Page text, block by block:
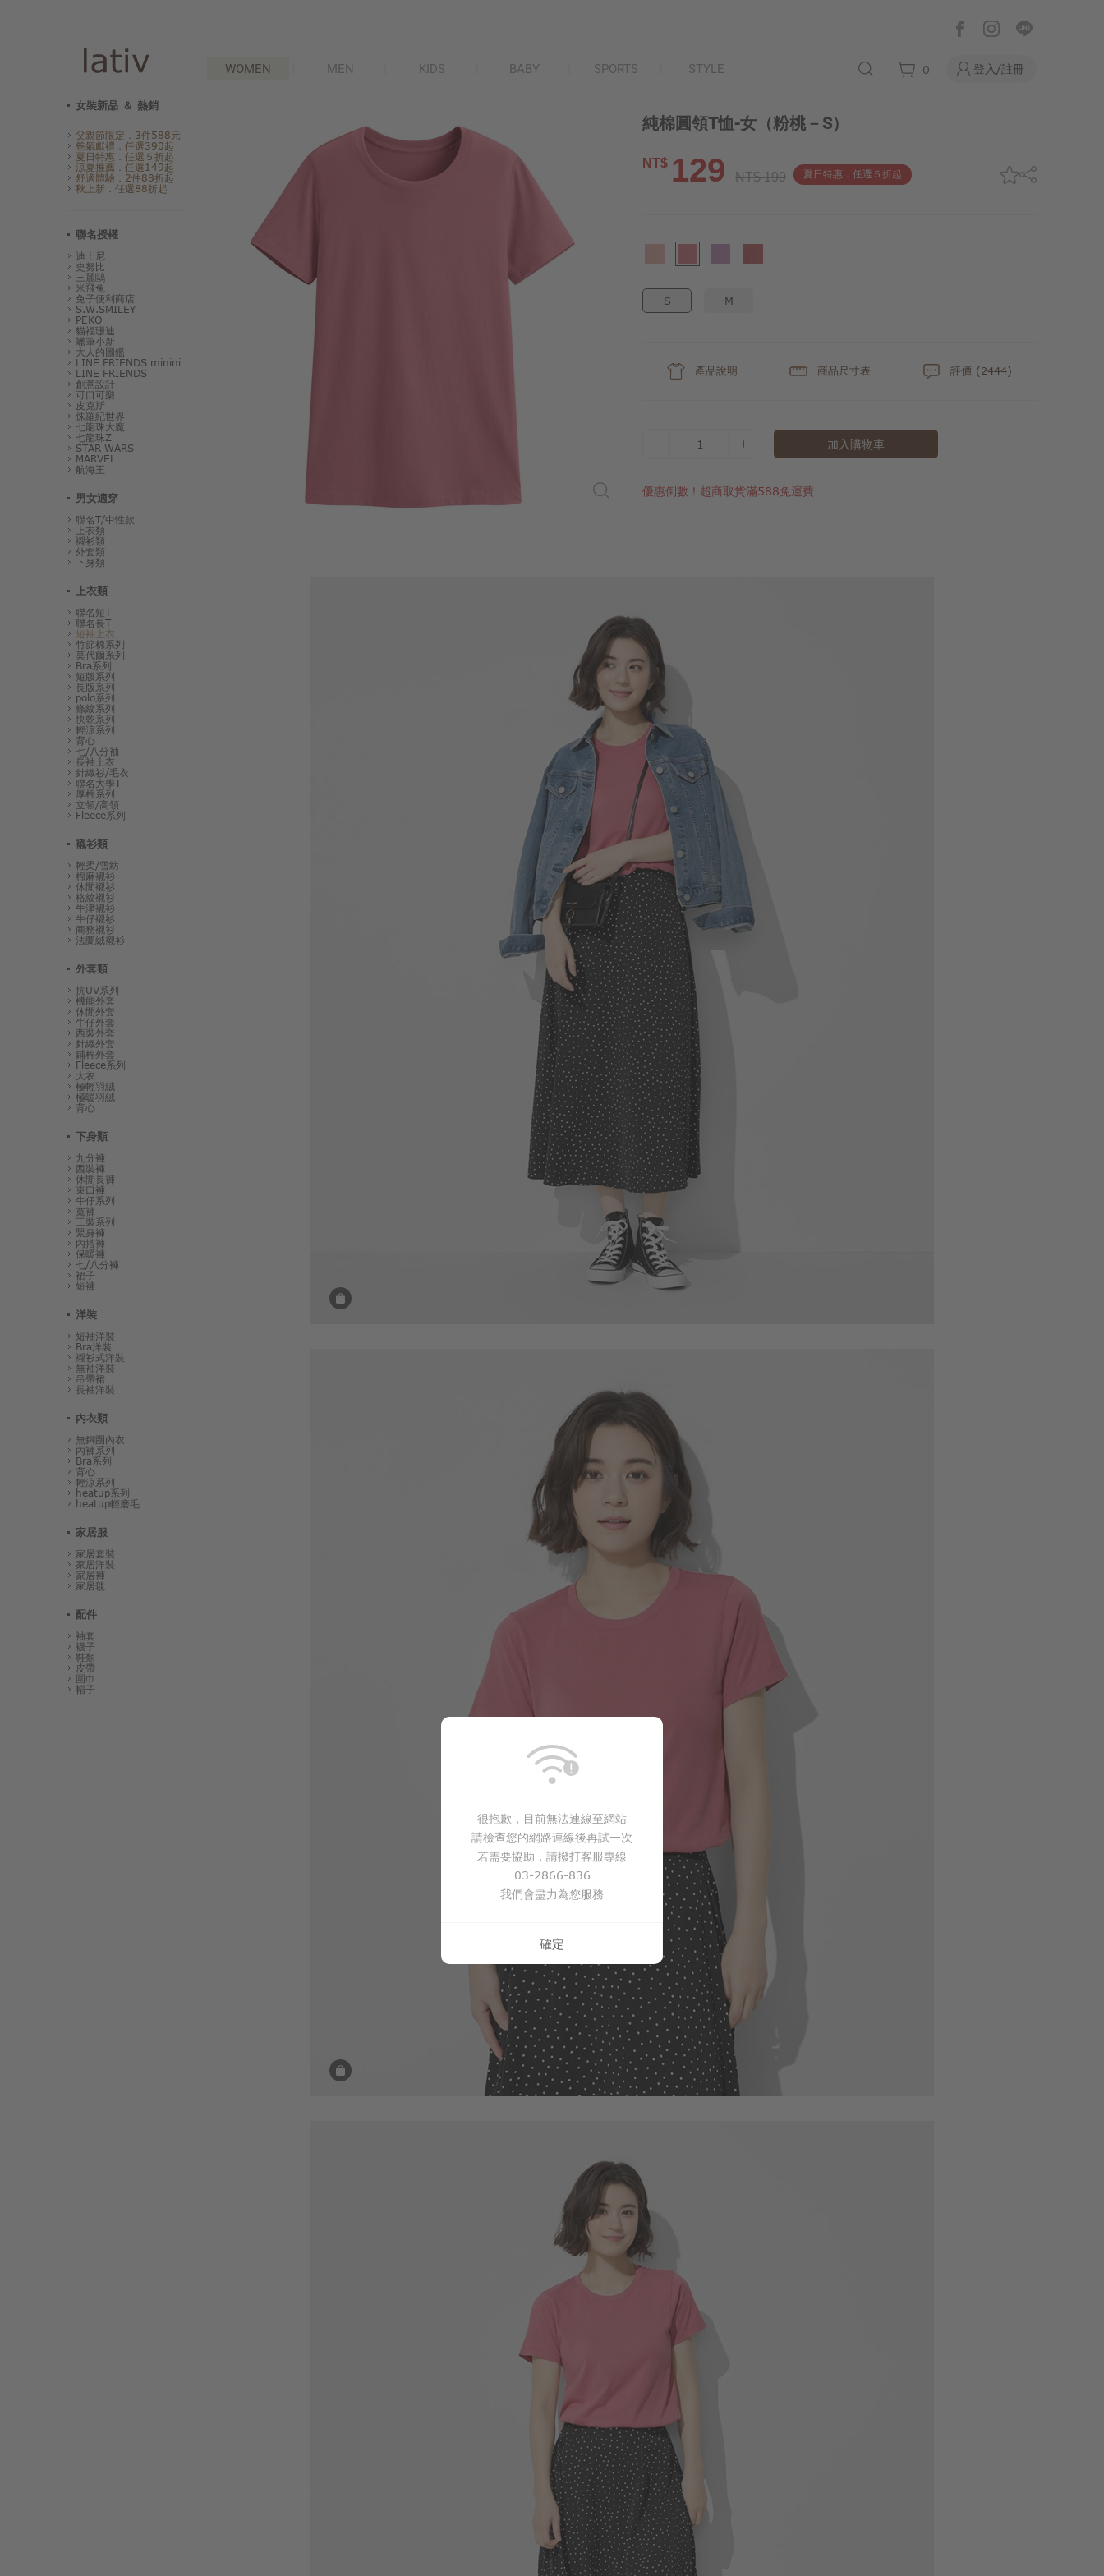
WOMEN MEN KIDS BABY SPORTS STYLE 0 登入/註冊
女裝新品 ＆ 熱銷
父親節限定．3件588元
爸氣獻禮．任選390起
夏日特惠．任選５折起
涼夏推薦．任選149起
舒適體驗．2件88折起
秋上新．任選88折起
聯名授權
迪士尼
史努比
三麗鷗
米飛兔
兔子便利商店
S.W.SMILEY
PEKO
貓福珊迪
蠟筆小新
大人的圖鑑
LINE FRIENDS minini
LINE FRIENDS
創意設計
可口可樂
皮克斯
侏羅紀世界
七龍珠大魔
七龍珠Z
STAR WARS
MARVEL
航海王
男女適穿
聯名T/中性款
上衣類
襯衫類
外套類
下身類
上衣類
聯名短T
聯名長T
短袖上衣
竹節棉系列
莫代爾系列
Bra系列
短版系列
長版系列
polo系列
條紋系列
快乾系列
輕涼系列
背心
七/八分袖
長袖上衣
針織衫/毛衣
聯名大學T
厚棉系列
立領/高領
Fleece系列
襯衫類
輕柔/雪紡
棉麻襯衫
休閒襯衫
格紋襯衫
牛津襯衫
牛仔襯衫
商務襯衫
法蘭絨襯衫
外套類
抗UV系列
機能外套
休閒外套
牛仔外套
西裝外套
針織外套
鋪棉外套
Fleece系列
大衣
極輕羽絨
極暖羽絨
背心
下身類
九分褲
西裝褲
休閒長褲
束口褲
牛仔系列
寬褲
工裝系列
緊身褲
內搭褲
保暖褲
七/八分褲
裙子
短褲
洋裝
短袖洋裝
Bra洋裝
襯衫式洋裝
無袖洋裝
吊帶裙
長袖洋裝
內衣類
無鋼圈內衣
內褲系列
Bra系列
背心
輕涼系列
heatup系列
heatup輕磨毛
家居服
家居套裝
家居洋裝
家居褲
家居毯
配件
袖套
襪子
鞋類
皮帶
圍巾
帽子
純棉圓領T恤-女 （粉桃－S）
NT$ 129 NT$ 199 夏日特惠．任選５折起
S M
產品說明 商品尺寸表 評價 (2444)
1 加入購物車
優惠倒數！超商取貨滿588免運費
$129
$690
商品售完
很抱歉，目前無法連線至網站
請檢查您的網路連線後再試一次
若需要協助，請撥打客服專線
03-2866-836
我們會盡力為您服務
確定